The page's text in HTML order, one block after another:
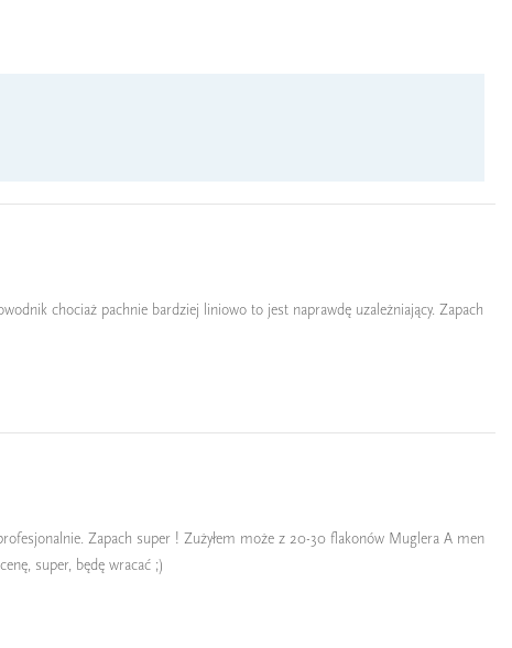
chociaż pachnie bardziej liniowo to jest naprawdę uzależniający. Zapach
Zapach super ! Zużyłem może z 20-30 flakonów Muglera A men
super, będę wracać ;)